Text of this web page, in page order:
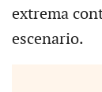
extrema
escenario.